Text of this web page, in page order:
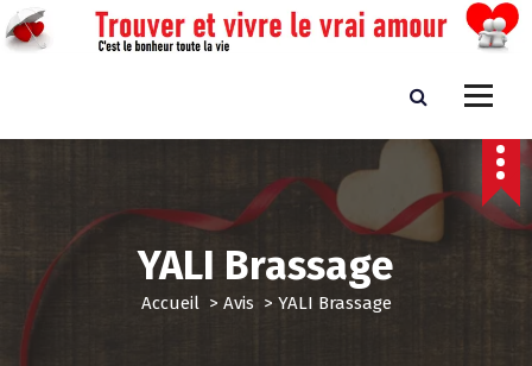
a
Trouver et vivre le vrai amour
YALI Brassage
Accueil> Avis> YALI Brassage